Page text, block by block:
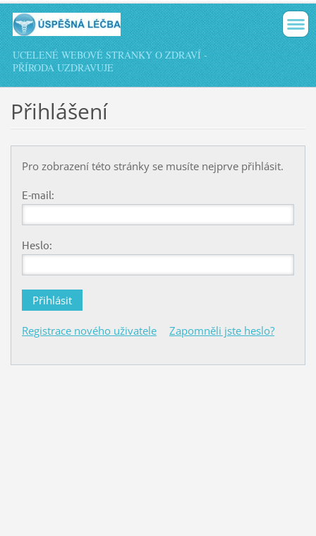
UCELENÉ WEBOVÉ STRÁNKY O ZDRAVÍ -
PŘÍRODA UZDRAVUJE
Přihlášení
Pro zobrazení této stránky se musíte nejprve přihlásit.
E-mail:
Heslo:
Registrace nového uživatele Zapomněli jste heslo?